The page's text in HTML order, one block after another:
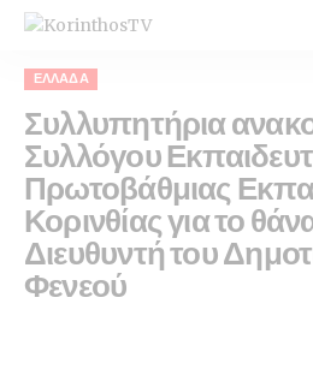
ΕΛΛΆΔΑ
Συλλυπητήρια
Συλλόγου
Πρωτοβάθμιας
Κορινθίας για το
Διευθυντή του
Φενεού